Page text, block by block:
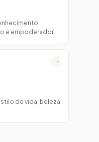
e empoderador.
→
de vida, beleza